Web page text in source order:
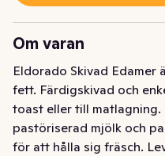
Om varan
Eldorado Skivad Edamer
fett. Färdigskivad och
toast eller till matlagning.
pastöriserad mjölk och
för att hålla sig fräsch.